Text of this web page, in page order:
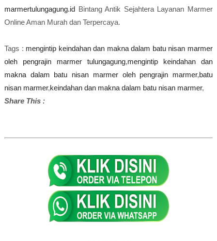
marmertulungagung.idBintang Antik Sejahtera Layanan Marmer
Online Aman Murah dan Terpercaya.
Tags : mengintip keindahan dan makna dalam batu nisan marmer
oleh pengrajin marmer tulungagung,mengintip keindahan dan
makna dalam batu nisan marmer oleh pengrajin marmer,batu
nisan marmer,keindahan dan makna dalam batu nisan marmer,
Share This :